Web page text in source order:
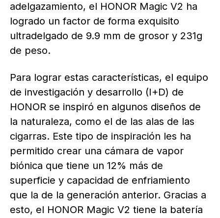
adelgazamiento, el HONOR Magic V2 ha
logrado un factor de forma exquisito
ultradelgado de 9.9 mm de grosor y 231g
de peso.
Para lograr estas características, el equipo
de investigación y desarrollo (I+D) de
HONOR se inspiró en algunos diseños de
la naturaleza, como el de las alas de las
cigarras. Este tipo de inspiración les ha
permitido crear una cámara de vapor
biónica que tiene un 12% más de
superficie y capacidad de enfriamiento
que la de la generación anterior. Gracias a
esto, el HONOR Magic V2 tiene la batería